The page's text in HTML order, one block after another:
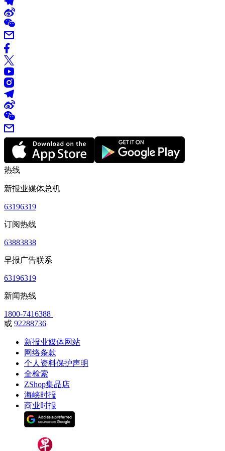
热线
新报业媒体总机
63196319
订阅热线
63883838
早报广告联系
63196319
新闻热线
1800-7416388
或 92288736
新报业媒体网站
网络条款
个人资料保护声明
全检索
ZShop集品店
海峡时报
商业时报